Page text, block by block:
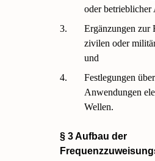
oder betrieblicher
3.
Ergänzungen zur
zivilen oder
und
4.
Festlegungen
Anwendungen
Wellen.
§ 3 Aufbau der